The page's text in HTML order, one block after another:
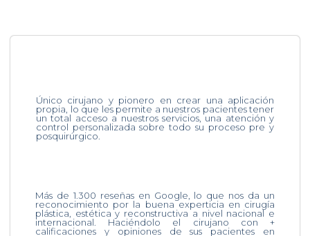
Único cirujano y pionero en crear una aplicación
propia, lo que les permite a nuestros pacientes tener
un total acceso a nuestros servicios, una atención y
control personalizada sobre todo su proceso pre y
posquirúrgico.
Más de 1.300 reseñas en Google, lo que nos da un
reconocimiento por la buena experticia en cirugía
plástica, estética y reconstructiva a nivel nacional e
internacional. Haciéndolo el cirujano con +
calificaciones y opiniones de sus pacientes en